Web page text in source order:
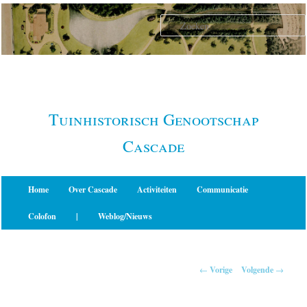
Spring
naar
primaire
Tuinhistorisch Genootschap
Cascade
Home Over Cascade Activiteiten Communicatie
Colofon | Weblog/Nieuws
← Vorige Volgende →